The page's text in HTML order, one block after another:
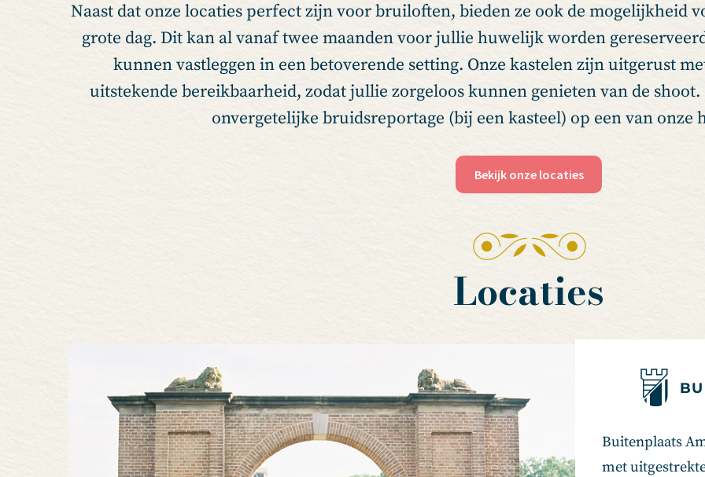
Naast dat onze locaties perfect zijn voor bruiloften, bieden ze ook de mogelijkheid
grote dag. Dit kan al vanaf twee maanden voor jullie huwelijk worden
kunnen vastleggen in een betoverende setting. Onze kastelen zijn uitgerust
uitstekende bereikbaarheid, zodat jullie zorgeloos kunnen genieten van de
onvergetelijke bruidsreportage (bij een kasteel) op een van onze
Bekijk onze locaties
Locaties
Buitenplaats
met